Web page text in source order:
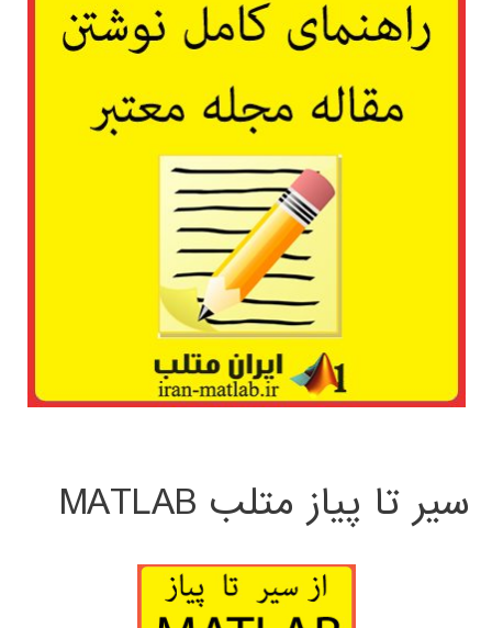
سیر تا پیاز متلب MATLAB